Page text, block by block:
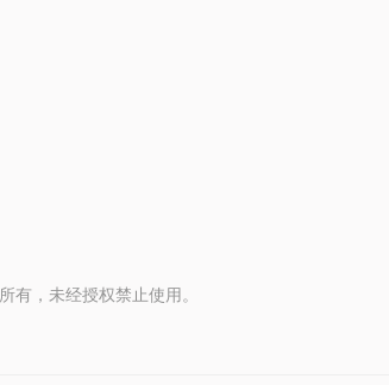
有，未经授权禁止使用。